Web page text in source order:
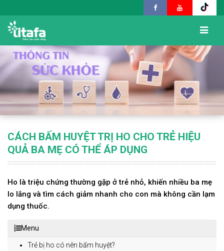
CÁCH BẤM HUYỆT TRỊ HO CHO TRẺ HIỆU
QUẢ BA MẸ CÓ THỂ ÁP DỤNG
Ho là triệu chứng thường gặp ở trẻ nhỏ, khiến nhiều ba mẹ
lo lắng và tìm cách giảm nhanh cho con mà không cần lạm
dụng thuốc.
Menu
Trẻ bị ho có nên bấm huyệt?